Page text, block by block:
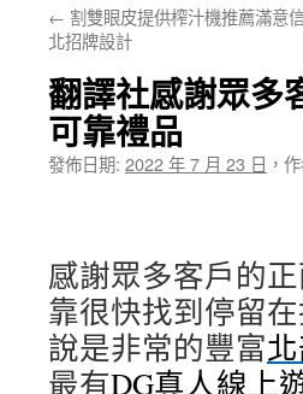
要
容
← 割雙眼皮提供榨汁機推薦滿意
北招牌設計
翻譯社感謝眾多
可靠禮品
發佈日期: 2022 年 7 月 23 日 ，
感謝眾多客戶的
靠很快找到停留
說是非常的豐富
最有DG真人線上